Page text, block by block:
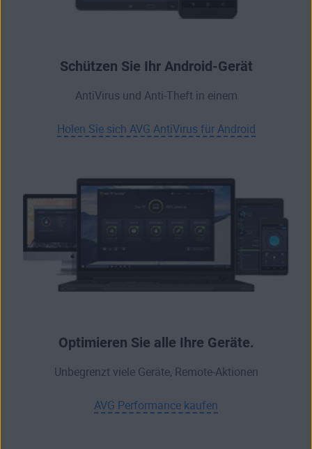
Schützen Sie Ihr Android-Gerät
AntiVirus und Anti-Theft in einem
Holen Sie sich AVG AntiVirus für Android
Optimieren Sie alle Ihre Geräte.
Unbegrenzt viele Geräte, Remote-Aktionen
AVG Performance kaufen